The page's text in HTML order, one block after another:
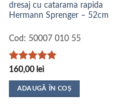
dresaj cu catarama rapida
Hermann Sprenger – 52cm
Cod: 50007 010 55
Evaluat la
5din 5
160,00 lei
ADAUGĂ ÎN COȘ